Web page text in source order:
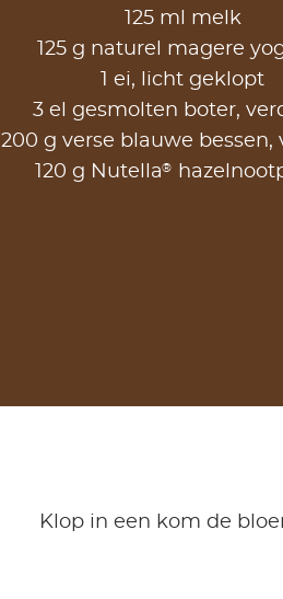
125 ml melk
125 g naturel magere
1 ei, licht geklopt
3 el gesmolten boter,
200 g verse blauwe bessen,
120 g Nutella®
Klop in een kom de